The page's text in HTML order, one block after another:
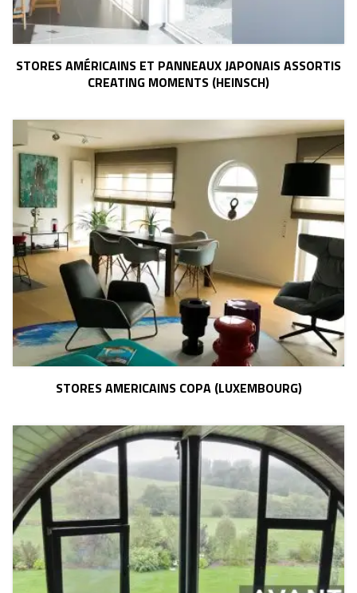
STORES AMÉRICAINS ET PANNEAUX JAPONAIS ASSORTIS
CREATING MOMENTS (HEINSCH)
STORES AMERICAINS COPA (LUXEMBOURG)